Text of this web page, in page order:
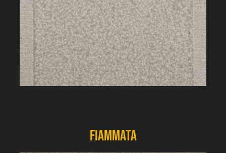
Fiammata